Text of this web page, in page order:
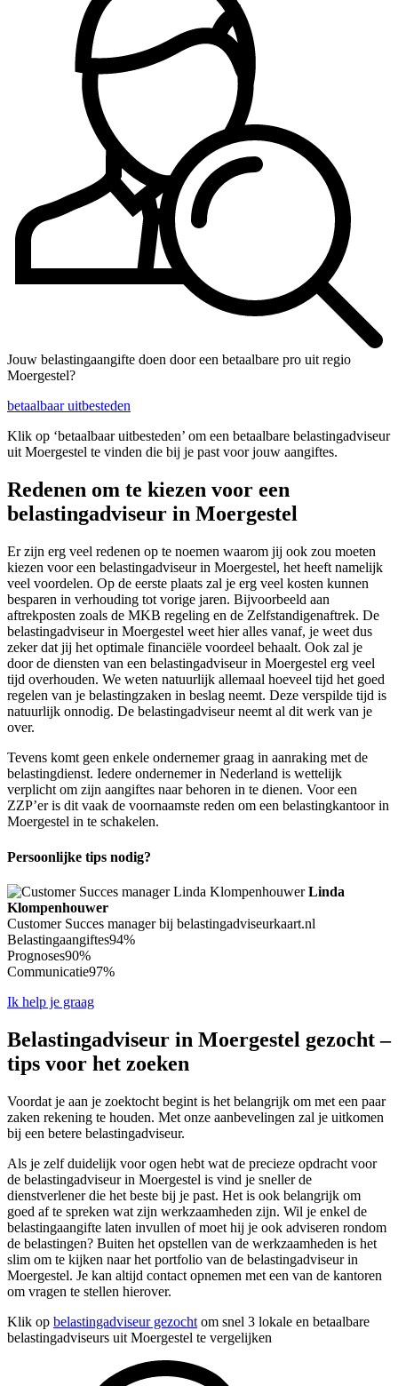
Jouw belastingaangifte doen door een betaalbare pro uit regio
Moergestel?
betaalbaar uitbesteden
Klik op ‘betaalbaar uitbesteden’ om een betaalbare belastingadviseur
uit Moergestel te vinden die bij je past voor jouw aangiftes.
Redenen om te kiezen voor een
belastingadviseur in Moergestel
Er zijn erg veel redenen op te noemen waarom jij ook zou moeten
kiezen voor een belastingadviseur in Moergestel, het heeft namelijk
veel voordelen. Op de eerste plaats zal je erg veel kosten kunnen
besparen in verhouding tot vorige jaren. Bijvoorbeeld aan
aftrekposten zoals de MKB regeling en de Zelfstandigenaftrek. De
belastingadviseur in Moergestel weet hier alles vanaf, je weet dus
zeker dat jij het optimale financiële voordeel behaalt. Ook zal je
door de diensten van een belastingadviseur in Moergestel erg veel
tijd overhouden. We weten natuurlijk allemaal hoeveel tijd het goed
regelen van je belastingzaken in beslag neemt. Deze verspilde tijd is
natuurlijk onnodig. De belastingadviseur neemt al dit werk van je
over.
Tevens komt geen enkele ondernemer graag in aanraking met de
belastingdienst. Iedere ondernemer in Nederland is wettelijk
verplicht om zijn aangiftes naar behoren in te dienen. Voor een
ZZP’er is dit vaak de voornaamste reden om een belastingkantoor in
Moergestel in te schakelen.
Persoonlijke tips nodig?
Linda
Klompenhouwer
Customer Succes manager bij belastingadviseurkaart.nl
Belastingaangiftes94%
Prognoses90%
Communicatie97%
Ik help je graag
Belastingadviseur in Moergestel gezocht –
tips voor het zoeken
Voordat je aan je zoektocht begint is het belangrijk om met een paar
zaken rekening te houden. Met onze aanbevelingen zal je uitkomen
bij een betere belastingadviseur.
Als je zelf duidelijk voor ogen hebt wat de precieze opdracht voor
de belastingadviseur in Moergestel is vind je sneller de
dienstverlener die het beste bij je past. Het is ook belangrijk om
goed af te spreken wat zijn werkzaamheden zijn. Wil je enkel de
belastingaangifte laten invullen of moet hij je ook adviseren rondom
de belastingen? Buiten het opstellen van de werkzaamheden is het
slim om te kijken naar het portfolio van de belastingadviseur in
Moergestel. Je kan altijd contact opnemen met een van de kantoren
om vragen te stellen hierover.
Klik op belastingadviseur gezocht om snel 3 lokale en betaalbare
belastingadviseurs uit Moergestel te vergelijken